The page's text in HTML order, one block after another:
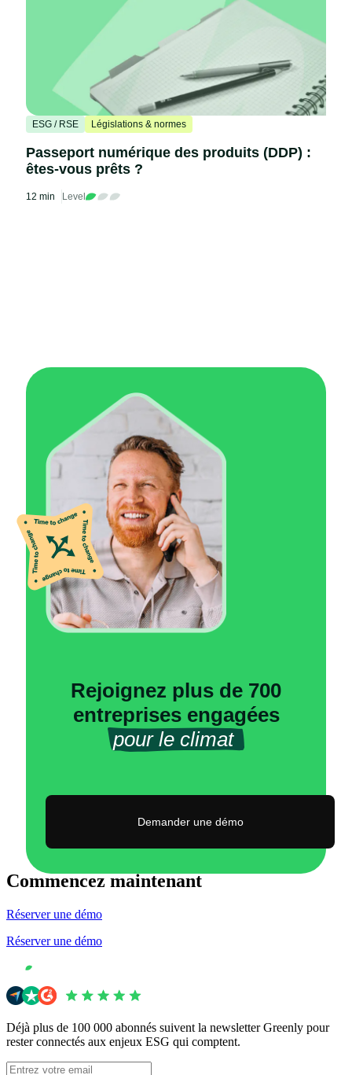
ESG / RSE Législations & normes
Passeport numérique des produits (DDP) :
êtes-vous prêts ?
12 min Level
Rejoignez plus de 700
entreprises engagées
pour le climat
Demander une démo
Commencez maintenant
Réserver une démo
Réserver une démo
Déjà plus de 100 000 abonnés suivent la newsletter Greenly pour
rester connectés aux enjeux ESG qui comptent.